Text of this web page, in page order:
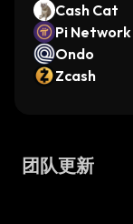
Cash Cat
Pi Network
Ondo
Zcash
团队更新